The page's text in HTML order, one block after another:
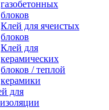
газобетонных
блоков
Клей для ячеистых
блоков
Клей для
керамических
блоков / теплой
керамики